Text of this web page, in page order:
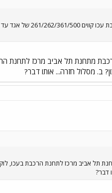
מגיע עד מסוף 2000 שהוא צמוד לתחנת רכבת
מרגלית, יורד במסוף 2000, לוקח את הרכבת מתחנת תל
ב. מסלול חזרה... אותו דבר?
במסוף 2000, לוקח את הרכבת מתחנת תל אביב מרכז לתחנת
דבר?